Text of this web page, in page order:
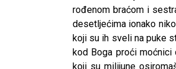
rođenom braćom i
desetljećima ionako
koji su ih sveli na puke
kod Boga proći
koji su milijune